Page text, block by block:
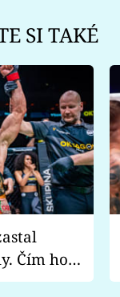
SI TAKÉ
Čím ho